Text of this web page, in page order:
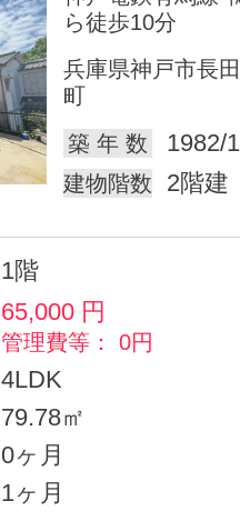
ら徒歩10分
兵庫県神戸市長
町
築 年 数
1982/
建物階数 2階建
1階
65,000 円
管理費等： 0円
4LDK
79.78㎡
0ヶ月
1ヶ月